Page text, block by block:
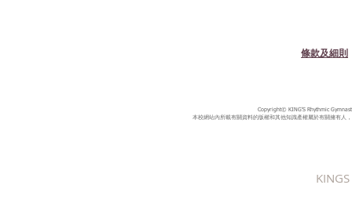
條款及細則
Copyright© KING'S Rhythmic
本校網站內所載有關資料的版權和其他知識產權屬於有關擁有人